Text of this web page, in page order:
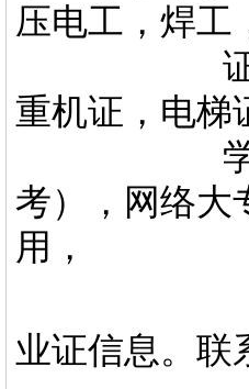
压电工，焊工
证件年审
重机证，电梯
学历：成
考），网络大
用，
大专和本
业证信息。 联